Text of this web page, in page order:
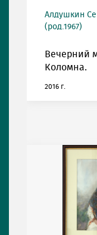
Алдушкин
(род.1967)
Вечерний
Коломна.
2016 г.